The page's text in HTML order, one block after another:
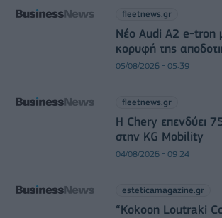
fleetnews.gr
Νέο Audi A2 e-tron
κορυφή της
05/08/2026 - 05:39
fleetnews.gr
Η Chery επενδύει
στην KG Mobility
04/08/2026 - 09:24
esteticamagazine.gr
“Kokoon Loutraki